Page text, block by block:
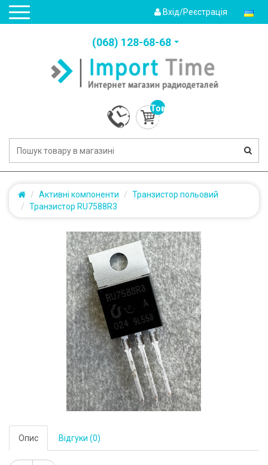
Вхід/Реєстрація
(‎068) 128-68-68
Товарів:
0
(0.0грн.)
Активні компоненти
Транзистор польовий
Транзистор RU7588R3
Опис Відгуки (0)